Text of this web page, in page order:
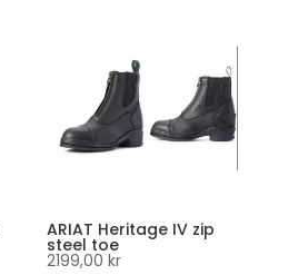
ARIAT Heritage IV zip
steel toe
2199,00kr